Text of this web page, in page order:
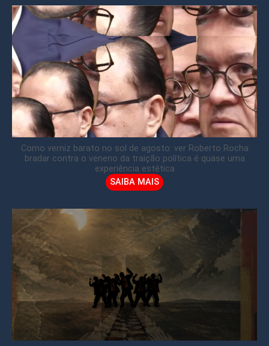
Como verniz barato no sol de agosto: ver Roberto Rocha
bradar contra o veneno da traição política é quase uma
experiência estética
SAIBA MAIS